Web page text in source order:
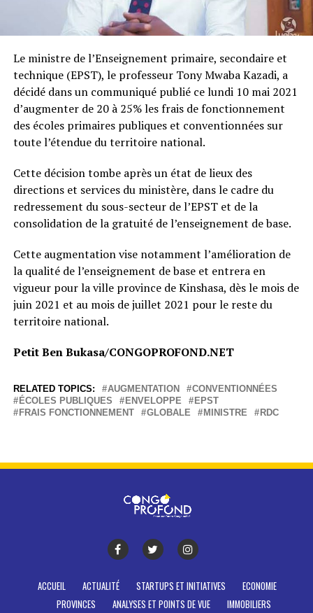
Le ministre de l’Enseignement primaire, secondaire et
technique (EPST), le professeur Tony Mwaba Kazadi, a
décidé dans un communiqué publié ce lundi 10 mai 2021
d’augmenter de 20 à 25% les frais de fonctionnement
des écoles primaires publiques et conventionnées sur
toute l’étendue du territoire national.
Cette décision tombe après un état de lieux des
directions et services du ministère, dans le cadre du
redressement du sous-secteur de l’EPST et de la
consolidation de la gratuité de l’enseignement de base.
Cette augmentation vise notamment l’amélioration de
la qualité de l’enseignement de base et entrera en
vigueur pour la ville province de Kinshasa, dès le mois de
juin 2021 et au mois de juillet 2021 pour le reste du
territoire national.
Petit Ben Bukasa/CONGOPROFOND.NET
RELATED TOPICS: AUGMENTATION
CONVENTIONNÉES
ÉCOLES PUBLIQUES
ENVELOPPE
EPST
FRAIS FONCTIONNEMENT
GLOBALE MINISTRE RDC
ACCUEIL ACTUALITÉ STARTUPS ET INITIATIVES
ECONOMIE
PROVINCES
ANALYSES ET POINTS DE VUE IMMOBILIERS